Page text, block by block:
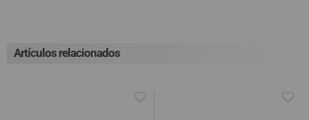
Artículos relacionados